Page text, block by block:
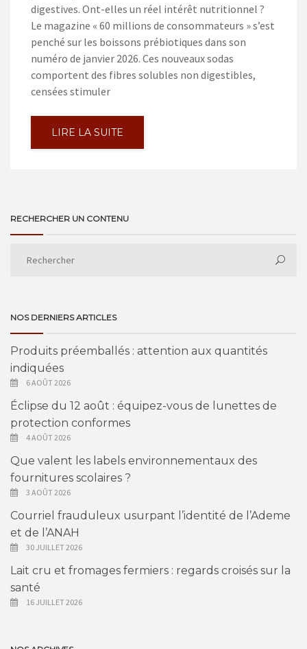
digestives. Ont-elles un réel intérêt nutritionnel ?
Le magazine « 60 millions de consommateurs » s’est
penché sur les boissons prébiotiques dans son
numéro de janvier 2026. Ces nouveaux sodas
comportent des fibres solubles non digestibles,
censées stimuler
LIRE LA SUITE
RECHERCHER UN CONTENU
NOS DERNIERS ARTICLES
Produits préemballés : attention aux quantités
indiquées
6 AOÛT 2026
Éclipse du 12 août : équipez-vous de lunettes de
protection conformes
4 AOÛT 2026
Que valent les labels environnementaux des
fournitures scolaires ?
3 AOÛT 2026
Courriel frauduleux usurpant l’identité de l’Ademe
et de l’ANAH
30 JUILLET 2026
Lait cru et fromages fermiers : regards croisés sur la
santé
16 JUILLET 2026